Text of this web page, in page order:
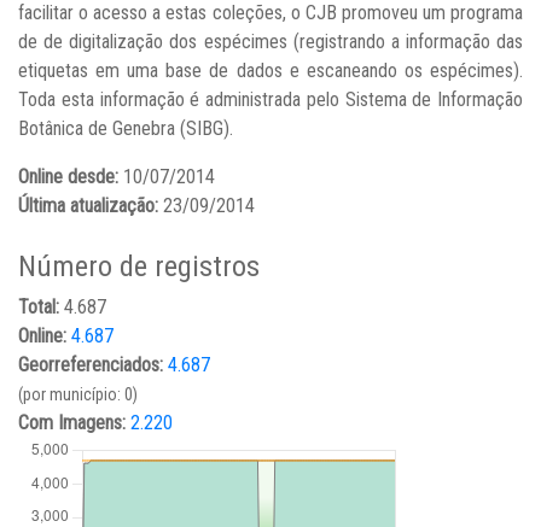
facilitar o acesso a estas coleções, o CJB promoveu um programa
de de digitalização dos espécimes (registrando a informação das
etiquetas em uma base de dados e escaneando os espécimes).
Toda esta informação é administrada pelo Sistema de Informação
Botânica de Genebra (SIBG).
Online desde: 10/07/2014
Última atualização: 23/09/2014
Número de registros
Total: 4.687
Online: 4.687
Georreferenciados: 4.687
(por município: 0)
Com Imagens: 2.220